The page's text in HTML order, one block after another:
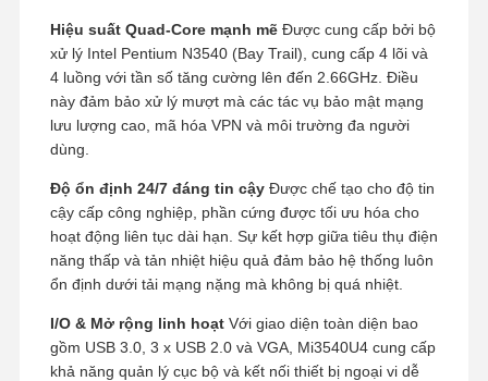
Hiệu suất Quad-Core mạnh mẽĐược cung cấp bởi bộ
xử lý Intel Pentium N3540 (Bay Trail), cung cấp 4 lõi và
4 luồng với tần số tăng cường lên đến 2.66GHz. Điều
này đảm bảo xử lý mượt mà các tác vụ bảo mật mạng
lưu lượng cao, mã hóa VPN và môi trường đa người
dùng.
Độ ổn định 24/7 đáng tin cậyĐược chế tạo cho độ tin
cậy cấp công nghiệp, phần cứng được tối ưu hóa cho
hoạt động liên tục dài hạn. Sự kết hợp giữa tiêu thụ điện
năng thấp và tản nhiệt hiệu quả đảm bảo hệ thống luôn
ổn định dưới tải mạng nặng mà không bị quá nhiệt.
I/O & Mở rộng linh hoạtVới giao diện toàn diện bao
gồm USB 3.0, 3 x USB 2.0 và VGA, Mi3540U4 cung cấp
khả năng quản lý cục bộ và kết nối thiết bị ngoại vi dễ